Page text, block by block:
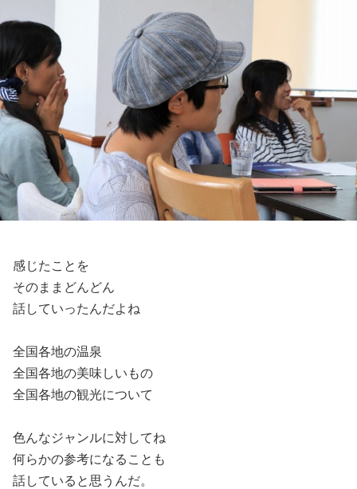
感じたことを
そのままどんどん
話していったんだよね
全国各地の温泉
全国各地の美味しいもの
全国各地の観光について
色んなジャンルに対してね
何らかの参考になることも
話していると思うんだ。